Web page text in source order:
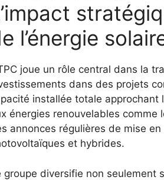
l’énergie
joue un rôle central dans la
dans des projets
installée totale
énergies renouvelables comme
annonces régulières de mise
et hybrides.
groupe diversifie non seulement